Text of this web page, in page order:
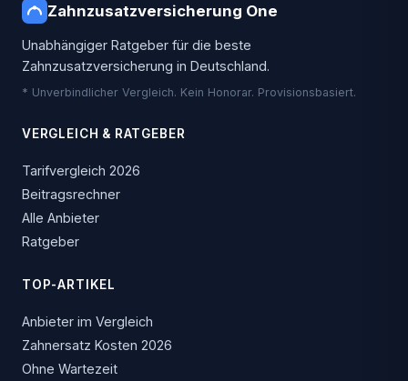
Zahnzusatzversicherung One
Unabhängiger Ratgeber für die beste
Zahnzusatzversicherung in Deutschland.
* Unverbindlicher Vergleich. Kein Honorar. Provisionsbasiert.
VERGLEICH & RATGEBER
Tarifvergleich 2026
Beitragsrechner
Alle Anbieter
Ratgeber
TOP-ARTIKEL
Anbieter im Vergleich
Zahnersatz Kosten 2026
Ohne Wartezeit